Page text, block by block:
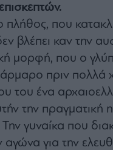
που
βλέπει καν την
μορφή, που ο
πριν πολλά
του ένα
την πραγματική
γυναίκα που
αγώνα για την